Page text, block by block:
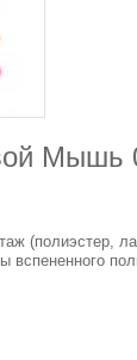
Мышь
(полиэстер,
вспененного